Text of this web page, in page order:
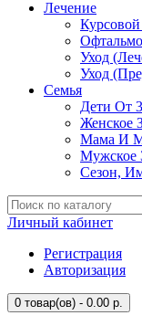
Лечение
Уход
Уход
Семья
Дети От
Женское
Мама И
Мужское
Сезон,
Личный кабинет
Регистрация
Авторизация
0 товар(ов) - 0.00 р.